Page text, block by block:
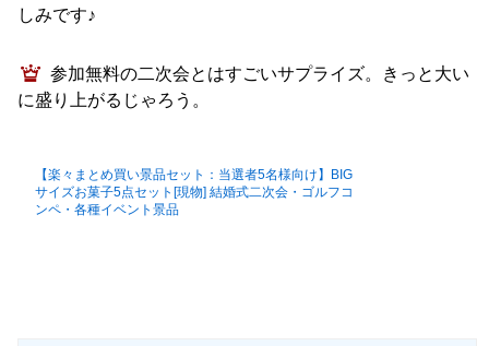
しみです♪
参加無料の二次会とはすごいサプライズ。きっと大い
に盛り上がるじゃろう。
【楽々まとめ買い景品セット：当選者5名様向け】BIG
サイズお菓子5点セット[現物] 結婚式二次会・ゴルフコ
ンペ・各種イベント景品